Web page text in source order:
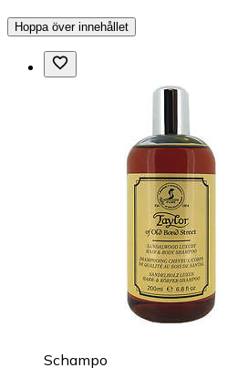
Hoppa över innehållet
Schampo